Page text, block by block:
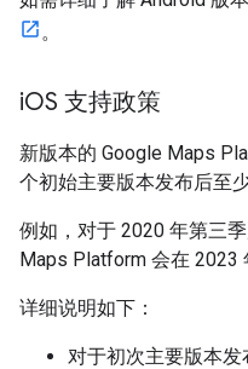
。
iOS 支持政策
新版本的 Google Maps
个初始主要版本发布后至
例如，对于 2020 年第三
Maps Platform 会在 2023
详细说明如下：
对于初次主要版本发